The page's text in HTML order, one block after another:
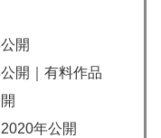
開
公開｜有料作品
2020年公開